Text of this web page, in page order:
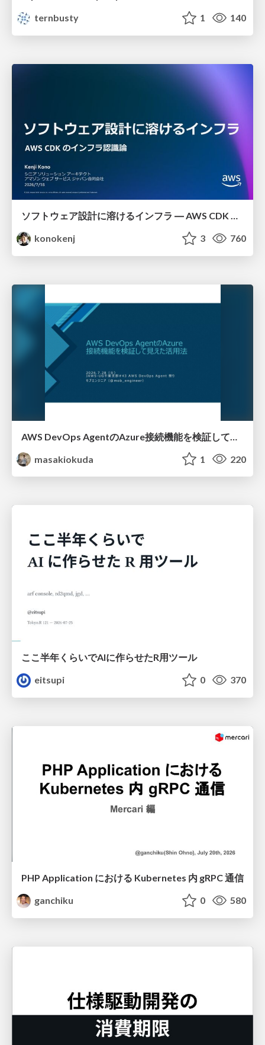
ternbusty
1 140
ソフトウェア設計に溶けるインフラ ― AWS CDK のインフラ認識論
konokenj
3 760
masakiokuda
1 220
ここ半年くらいでAIに作らせたR用ツール
eitsupi
0 370
PHP Application における Kubernetes 内 gRPC 通信
ganchiku
0 580